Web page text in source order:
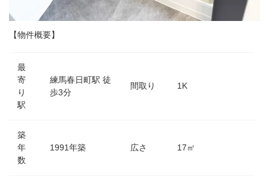
【物件概要】
最
寄
り
駅
練馬春日町駅 徒
歩3分
間取り 1K
築
年
数
1991年築 広さ 17㎡